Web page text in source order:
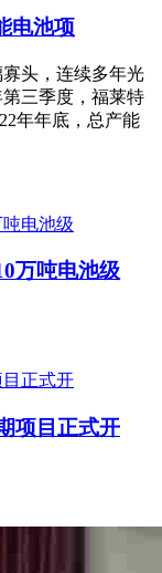
电池项
头，连续多年光
三季度，福莱特
年年底，总产能
万吨电池级
项目正式开